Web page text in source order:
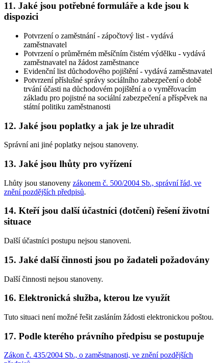
11. Jaké jsou potřebné formuláře a kde jsou k
dispozici
Potvrzení o zaměstnání - zápočtový list - vydává
zaměstnavatel
Potvrzení o průměrném měsíčním čistém výdělku - vydává
zaměstnavatel na žádost zaměstnance
Evidenční list důchodového pojištění - vydává zaměstnavatel
Potvrzení příslušné správy sociálního zabezpečení o době
trvání účasti na důchodovém pojištění a o vyměřovacím
základu pro pojistné na sociální zabezpečení a příspěvek na
státní politiku zaměstnanosti
12. Jaké jsou poplatky a jak je lze uhradit
Správní ani jiné poplatky nejsou stanoveny.
13. Jaké jsou lhůty pro vyřízení
Lhůty jsou stanoveny zákonem č. 500/2004 Sb., správní řád, ve
znění pozdějších předpisů.
14. Kteří jsou další účastníci (dotčení) řešení životní
situace
Další účastníci postupu nejsou stanoveni.
15. Jaké další činnosti jsou po žadateli požadovány
Další činnosti nejsou stanoveny.
16. Elektronická služba, kterou lze využít
Tuto situaci není možné řešit zasláním žádosti elektronickou poštou.
17. Podle kterého právního předpisu se postupuje
Zákon č. 435/2004 Sb., o zaměstnanosti, ve znění pozdějších